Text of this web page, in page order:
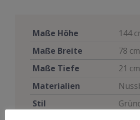
Maße Höhe
144
Maße Breite
78 cm
Maße Tiefe
21 cm
Materialien
Stil